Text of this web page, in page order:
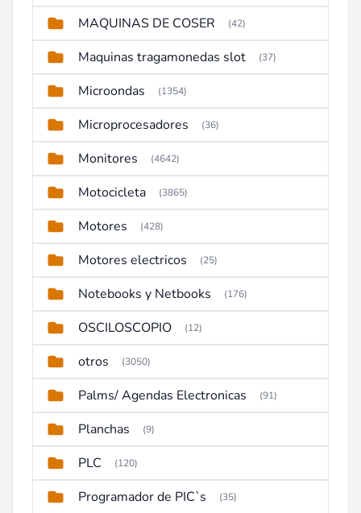
MAQUINAS DE COSER (42)
Maquinas tragamonedas slot (37)
Microondas (1354)
Microprocesadores (36)
Monitores (4642)
Motocicleta (3865)
Motores (428)
Motores electricos (25)
Notebooks y Netbooks (176)
OSCILOSCOPIO (12)
otros (3050)
Palms/ Agendas Electronicas (91)
Planchas (9)
PLC (120)
Programador de PIC`s (35)